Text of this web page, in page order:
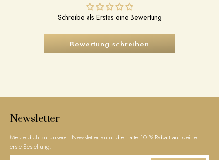
Schreibe als Erstes eine Bewertung
Bewertung schreiben
Newsletter
Melde dich zu unseren Newsletter an und erhalte 10 % Rabatt auf deine
erste Bestellung.